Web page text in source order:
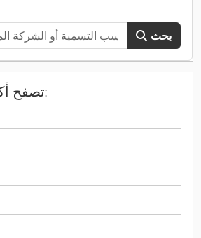
بحث
تصفح أكثر الفئات شعبية: